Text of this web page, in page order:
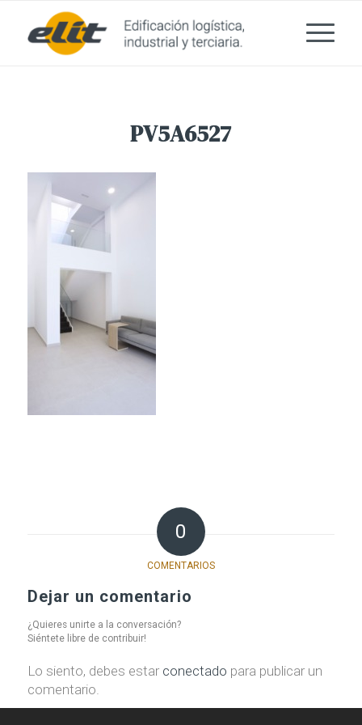
PV5A6527
0
COMENTARIOS
Dejar un comentario
¿Quieres unirte a la conversación?
Siéntete libre de contribuir!
Lo siento, debes estar conectado para publicar un
comentario.